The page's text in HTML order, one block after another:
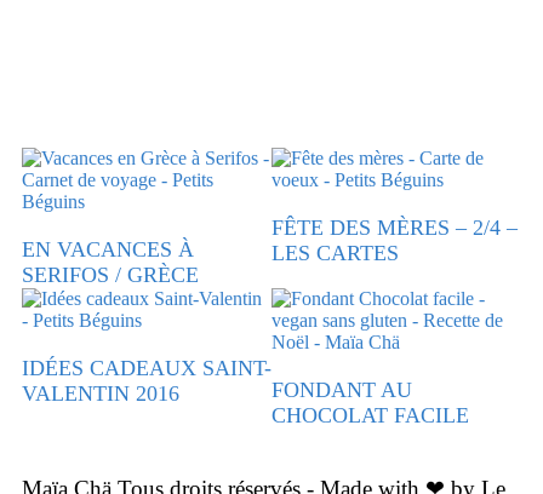
EN VACANCES À
SERIFOS / GRÈCE
FÊTE DES MÈRES – 2/4 –
LES CARTES
IDÉES CADEAUX SAINT-
VALENTIN 2016
FONDANT AU
CHOCOLAT FACILE